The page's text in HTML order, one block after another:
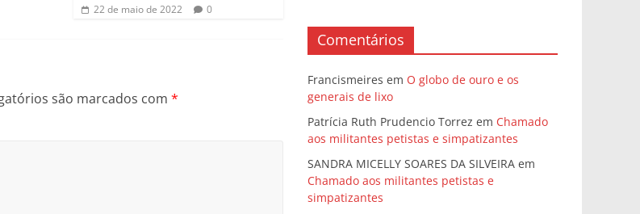
22 de maio de 2022 0
são marcados com *
Comentários
Francismeires em O globo de ouro e os
generais de lixo
Patrícia Ruth Prudencio Torrez em Chamado
aos militantes petistas e simpatizantes
SANDRA MICELLY SOARES DA SILVEIRA em
Chamado aos militantes petistas e
simpatizantes